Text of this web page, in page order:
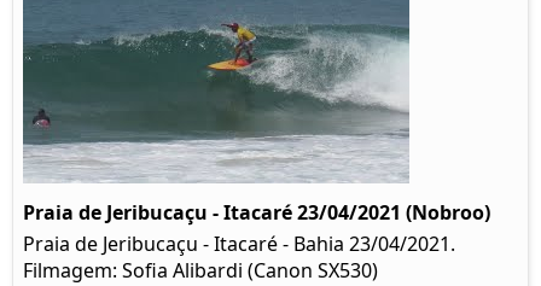
Praia de Jeribucaçu - Itacaré 23/04/2021 (Nobroo)
Praia de Jeribucaçu - Itacaré - Bahia 23/04/2021.
Filmagem: Sofia Alibardi (Canon SX530)